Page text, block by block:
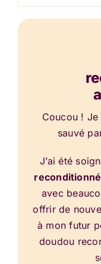
Coucou ! Je
sauvé
J’ai été
reconditionné
avec
offrir de
à mon futur
doudou